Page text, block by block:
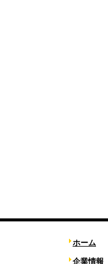
ホーム
企業情報